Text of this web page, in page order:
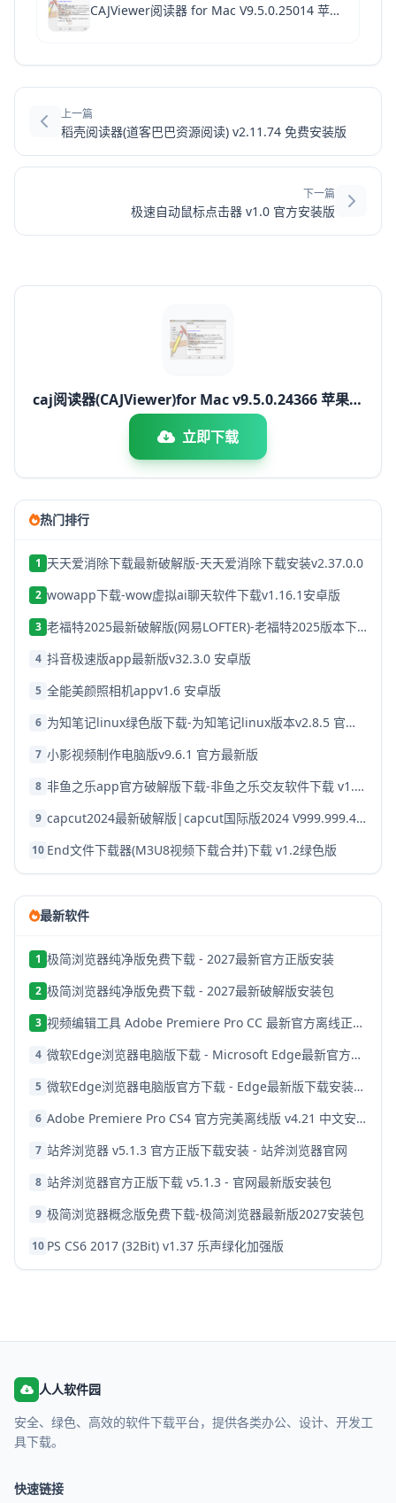
CAJViewer阅读器 for Mac V9.5.0.25014 苹果电脑版 M 系列芯片版
上一篇
稻壳阅读器(道客巴巴资源阅读) v2.11.74 免费安装版
下一篇
极速自动鼠标点击器 v1.0 官方安装版
caj阅读器(CAJViewer)for Mac v9.5.0.24366 苹果电
立即下载
热门排行
1 天天爱消除下载最新破解版-天天爱消除下载安装v2.37.0.0
2 wowapp下载-wow虚拟ai聊天软件下载v1.16.1安卓版
3 老福特2025最新破解版(网易LOFTER)-老福特2025版本下载v8.1.22
4 抖音极速版app最新版v32.3.0 安卓版
5 全能美颜照相机appv1.6 安卓版
6 为知笔记linux绿色版下载-为知笔记linux版本v2.8.5 官方破解版
7 小影视频制作电脑版v9.6.1 官方最新版
8 非鱼之乐app官方破解版下载-非鱼之乐交友软件下载 v1.3.9安卓版
9 capcut2024最新破解版|capcut国际版2024 V999.999.45 安卓版下载
10 End文件下载器(M3U8视频下载合并)下载 v1.2绿色版
最新软件
1 极简浏览器纯净版免费下载 - 2027最新官方正版安装
2 极简浏览器纯净版免费下载 - 2027最新破解版安装包
3 视频编辑工具 Adobe Premiere Pro CC 最新官方离线正式安装版
4 微软Edge浏览器电脑版下载 - Microsoft Edge最新官方免费下载安装
5 微软Edge浏览器电脑版官方下载 - Edge最新版下载安装2027
6 Adobe Premiere Pro CS4 官方完美离线版 v4.21 中文安装版
7 站斧浏览器 v5.1.3 官方正版下载安装 - 站斧浏览器官网
8 站斧浏览器官方正版下载 v5.1.3 - 官网最新版安装包
9 极简浏览器概念版免费下载-极简浏览器最新版2027安装包
10 PS CS6 2017 (32Bit) v1.37 乐声绿化加强版
人人软件园
安全、绿色、高效的软件下载平台，提供各类办公、设计、开发工
具下载。
快速链接